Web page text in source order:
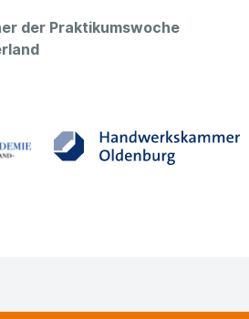
der Praktikumswoche